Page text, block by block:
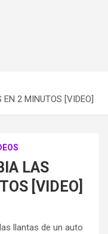
2 MINUTOS [VIDEO]
LAS
[VIDEO]
llantas de un auto